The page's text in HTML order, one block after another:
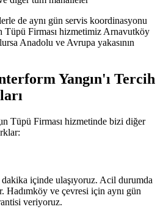
de aynı gün servis koordinasyonu
Tüpü Firması hizmetimiz Arnavutköy
Anadolu ve Avrupa yakasının
Yangın'ı Tercih
Tüpü Firması hizmetinde bizi diğer
içinde ulaşıyoruz. Acil durumda
Hadımköy ve çevresi için aynı gün
veriyoruz.